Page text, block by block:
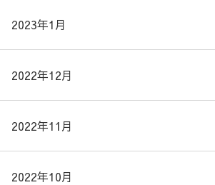
2023年1月
2022年12月
2022年11月
2022年10月